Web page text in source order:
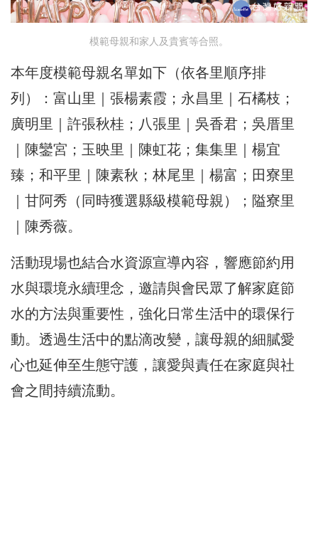
模範母親和家人及貴賓等合照。
本年度模範母親名單如下（依各里順序排
列）：富山里｜張楊素霞；永昌里｜石橘枝；
廣明里｜許張秋桂；八張里｜吳香君；吳厝里
｜陳鑾宮；玉映里｜陳虹花；集集里｜楊宜
臻；和平里｜陳素秋；林尾里｜楊富；田寮里
｜甘阿秀（同時獲選縣級模範母親）；隘寮里
｜陳秀薇。
活動現場也結合水資源宣導內容，響應節約用
水與環境永續理念，邀請與會民眾了解家庭節
水的方法與重要性，強化日常生活中的環保行
動。透過生活中的點滴改變，讓母親的細膩愛
心也延伸至生態守護，讓愛與責任在家庭與社
會之間持續流動。